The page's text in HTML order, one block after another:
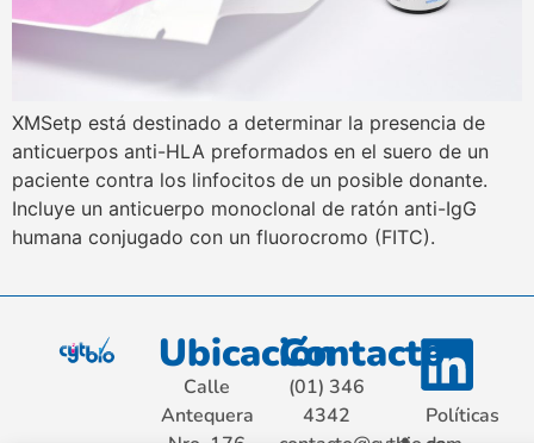
XMSetp está destinado a determinar la presencia de
anticuerpos anti-HLA preformados en el suero de un
paciente contra los linfocitos de un posible donante.
Incluye un anticuerpo monoclonal de ratón anti-IgG
humana conjugado con un fluorocromo (FITC).
Ubicación
Calle
Antequera
Contacto
(01) 346
4342
Políticas